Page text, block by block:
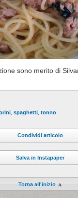
sono merito di
spaghetti tonno
Condividi articolo
Salva in Instapaper
Torna all'inizio